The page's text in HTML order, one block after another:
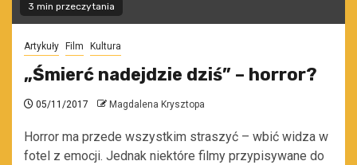
3 min przeczytania
Artykuły Film Kultura
„Śmierć nadejdzie dziś” – horror?
05/11/2017 Magdalena Krysztopa
Horror ma przede wszystkim straszyć – wbić widza w
fotel z emocji. Jednak niektóre filmy przypisywane do